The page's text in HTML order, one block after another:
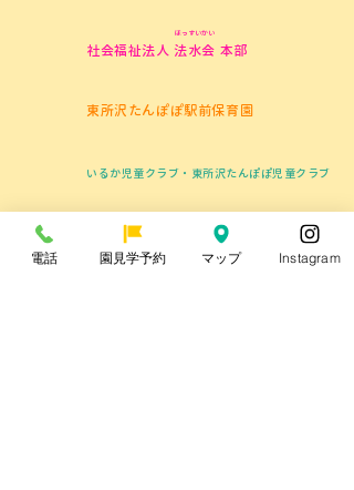
について
社会福祉法人 法水会 本部
ほっすいかい
東所沢たんぽぽ駅前保育園
いるか児童クラブ・東所沢たんぽぽ児童クラブ
所沢市立やなぎ児童館
電話 園見学予約 マップ Instagram